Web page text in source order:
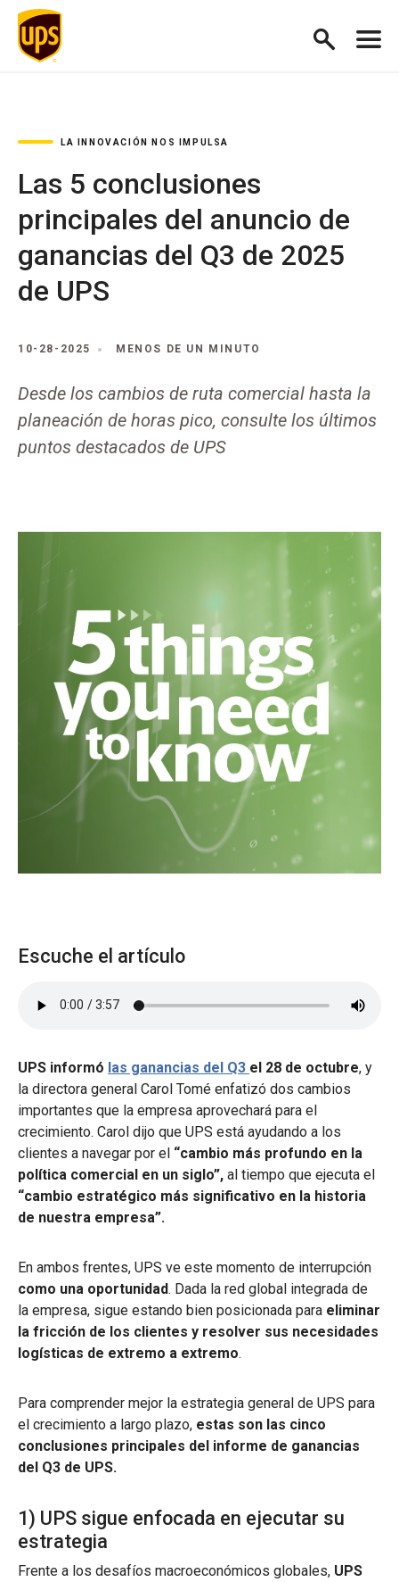
LA INNOVACIÓN NOS IMPULSA
Las 5 conclusiones
principales del anuncio de
ganancias del Q3 de 2025
de UPS
10-28-2025 MENOS DE UN MINUTO
Desde los cambios de ruta comercial hasta la
planeación de horas pico, consulte los últimos
puntos destacados de UPS
Escuche el artículo
UPS informó las ganancias del Q3 el 28 de octubre, y
la directora general Carol Tomé enfatizó dos cambios
importantes que la empresa aprovechará para el
crecimiento. Carol dijo que UPS está ayudando a los
clientes a navegar por el “cambio más profundo en la
política comercial en un siglo”, al tiempo que ejecuta el
“cambio estratégico más significativo en la historia
de nuestra empresa”.
En ambos frentes, UPS ve este momento de interrupción
como una oportunidad. Dada la red global integrada de
la empresa, sigue estando bien posicionada para eliminar
la fricción de los clientes y resolver sus necesidades
logísticas de extremo a extremo.
Para comprender mejor la estrategia general de UPS para
el crecimiento a largo plazo, estas son las cinco
conclusiones principales del informe de ganancias
del Q3 de UPS.
1) UPS sigue enfocada en ejecutar su
estrategia
Frente a los desafíos macroeconómicos globales, UPS